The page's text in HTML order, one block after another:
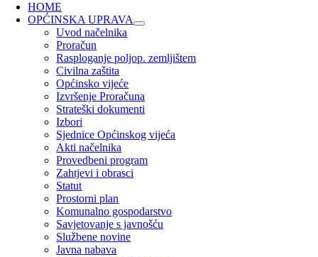
HOME
OPĆINSKA UPRAVA
Uvod načelnika
Proračun
Rasploganje poljop. zemljištem
Civilna zaštita
Općinsko vijeće
Izvršenje Proračuna
Strateški dokumenti
Izbori
Sjednice Općinskog vijeća
Akti načelnika
Provedbeni program
Zahtjevi i obrasci
Statut
Prostorni plan
Komunalno gospodarstvo
Savjetovanje s javnošću
Službene novine
Javna nabava